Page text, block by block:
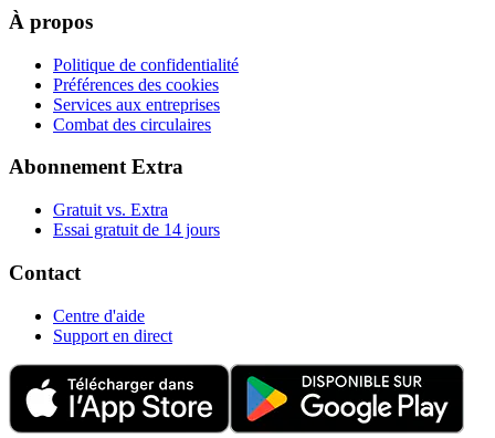
À propos
Politique de confidentialité
Préférences des cookies
Services aux entreprises
Combat des circulaires
Abonnement Extra
Gratuit vs. Extra
Essai gratuit de 14 jours
Contact
Centre d'aide
Support en direct